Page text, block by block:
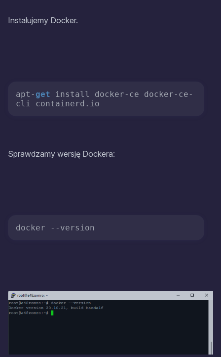
Instalujemy Docker.
apt- get install docker-ce docker-ce-
cli containerd.io
Sprawdzamy wersję Dockera:
docker --version